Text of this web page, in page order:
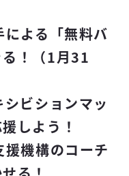
よる「無料バ
！（1月31
ビションマッ
しよう！
機構のコーチ